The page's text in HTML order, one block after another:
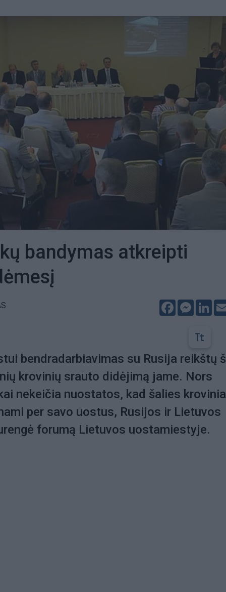
bandymas atkreipti
Facebook
bendradarbiavimas su Rusija reikštų
krovinių srauto didėjimą jame. Nors
nekeičia nuostatos, kad šalies
per savo uostus, Rusijos ir Lietuvos
forumą Lietuvos uostamiestyje.